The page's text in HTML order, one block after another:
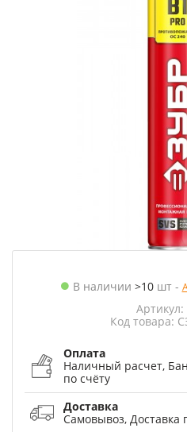
В наличии >10шт-
Артикул:
Код товара:
Оплата
Наличный расчет,
по счёту
Доставка
Самовывоз, Доставка